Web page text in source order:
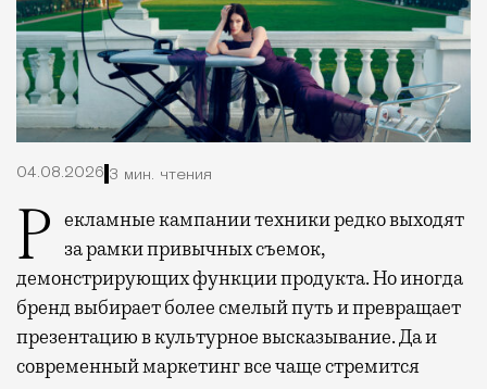
04.08.2026 3 мин. чтения
Рекламные кампании техники редко выходят
за рамки привычных съемок,
демонстрирующих функции продукта. Но иногда
бренд выбирает более смелый путь и превращает
презентацию в культурное высказывание. Да и
современный маркетинг все чаще стремится